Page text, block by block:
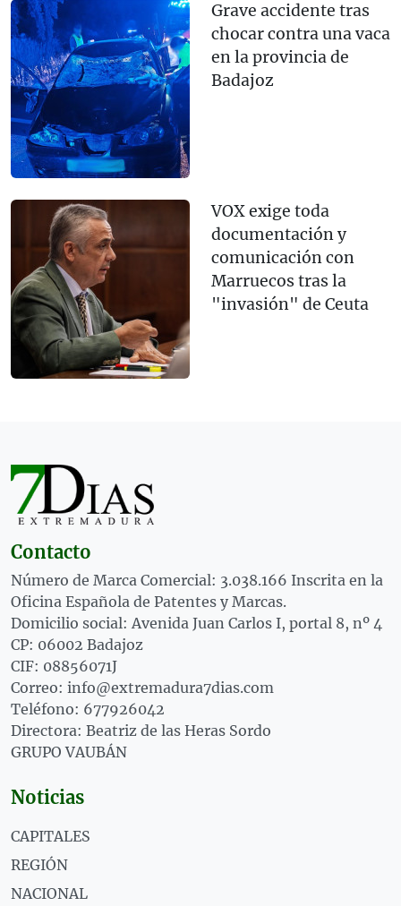
Grave accidente tras
chocar contra una vaca
en la provincia de
Badajoz
VOX exige toda
documentación y
comunicación con
Marruecos tras la
"invasión" de Ceuta
Contacto
Número de Marca Comercial: 3.038.166 Inscrita en la
Oficina Española de Patentes y Marcas.
Domicilio social: Avenida Juan Carlos I, portal 8, nº 4
CP: 06002 Badajoz
CIF: 08856071J
Correo: info@extremadura7dias.com
Teléfono: 677926042
Directora: Beatriz de las Heras Sordo
GRUPO VAUBÁN
Noticias
CAPITALES
REGIÓN
NACIONAL